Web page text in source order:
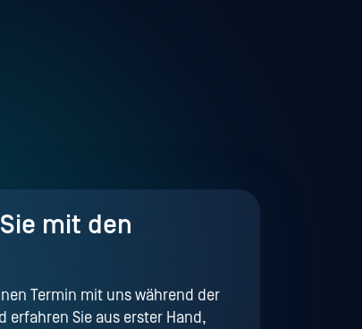
mit den
Termin mit uns während der
erfahren Sie aus erster Hand,